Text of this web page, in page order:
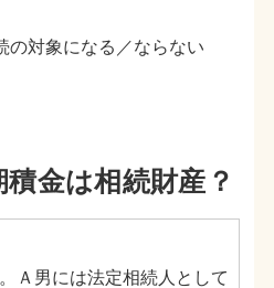
対象になる／ならない
金は相続財産？
Ａ男には法定相続人として